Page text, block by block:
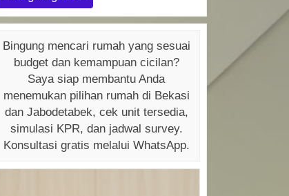
Bingung mencari rumah yang sesuai
budget dan kemampuan cicilan?
Saya siap membantu Anda
menemukan pilihan rumah di Bekasi
dan Jabodetabek, cek unit tersedia,
simulasi KPR, dan jadwal survey.
Konsultasi gratis melalui WhatsApp.